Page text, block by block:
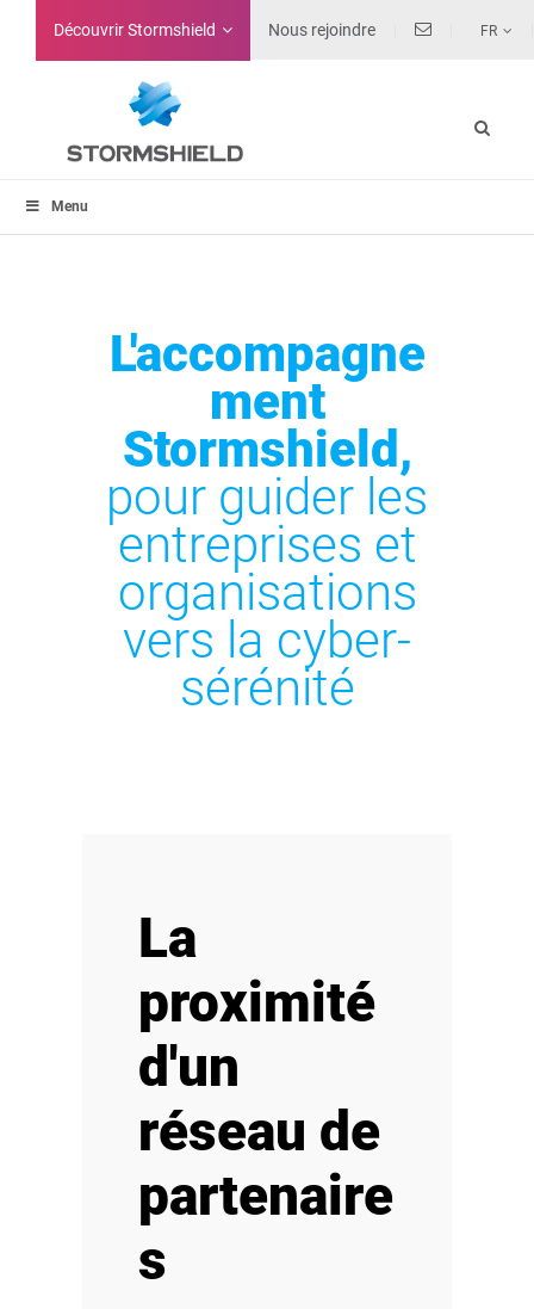
Découvrir Stormshield Nous rejoindre FR
Menu
L'accompagne
ment
Stormshield,
pour guider les
entreprises et
organisations
vers la cyber-
sérénité
La
proximité
d'un
réseau de
partenaire
s